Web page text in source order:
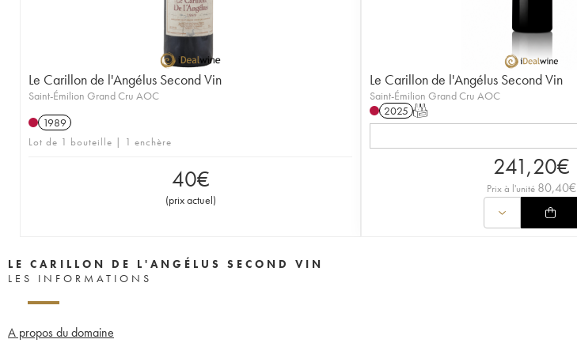
Le Carillon de l'Angélus Second Vin
Saint-Émilion Grand Cru AOC
1989
Lot de 1 bouteille | 1 enchère
40€
(prix actuel)
Le Carillon de l'Angélus Second Vin
Saint-Émilion Grand Cru AOC
2025 T
241,20€
Prix à l'unité 80,40€
LE CARILLON DE L'ANGÉLUS SECOND VIN
LES INFORMATIONS
A propos du domaine